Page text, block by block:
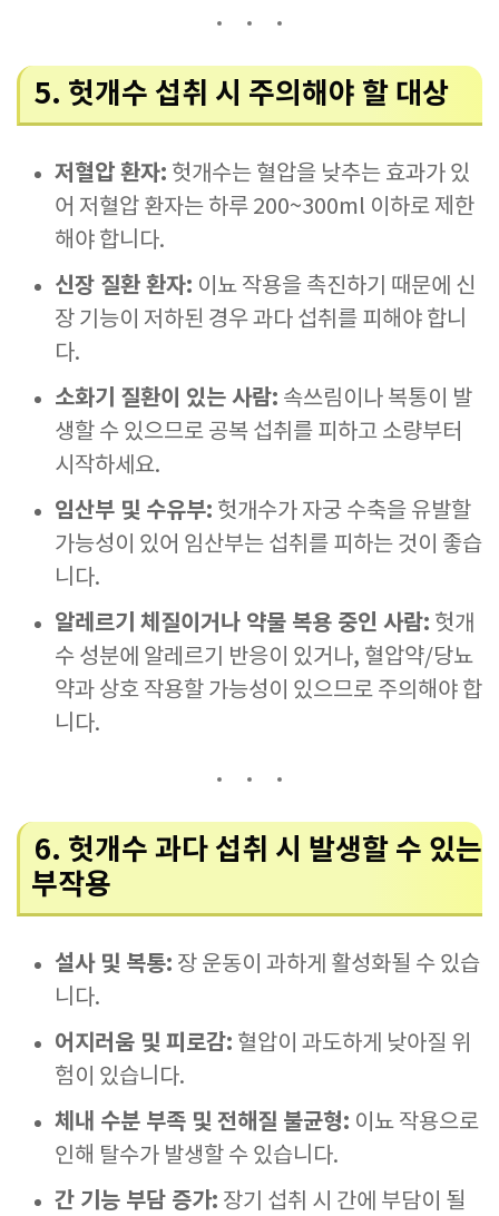
5. 헛개수 섭취 시 주의해야 할 대상
저혈압 환자: 헛개수는 혈압을 낮추는 효과가 있
어 저혈압 환자는 하루 200~300ml 이하로 제한
해야 합니다.
신장 질환 환자: 이뇨 작용을 촉진하기 때문에 신
장 기능이 저하된 경우 과다 섭취를 피해야 합니
다.
소화기 질환이 있는 사람: 속쓰림이나 복통이 발
생할 수 있으므로 공복 섭취를 피하고 소량부터
시작하세요.
임산부 및 수유부: 헛개수가 자궁 수축을 유발할
가능성이 있어 임산부는 섭취를 피하는 것이 좋습
니다.
알레르기 체질이거나 약물 복용 중인 사람: 헛개
수 성분에 알레르기 반응이 있거나, 혈압약/당뇨
약과 상호 작용할 가능성이 있으므로 주의해야 합
니다.
6. 헛개수 과다 섭취 시 발생할 수 있는
부작용
설사 및 복통: 장 운동이 과하게 활성화될 수 있습
니다.
어지러움 및 피로감: 혈압이 과도하게 낮아질 위
험이 있습니다.
체내 수분 부족 및 전해질 불균형: 이뇨 작용으로
인해 탈수가 발생할 수 있습니다.
간 기능 부담 증가: 장기 섭취 시 간에 부담이 될